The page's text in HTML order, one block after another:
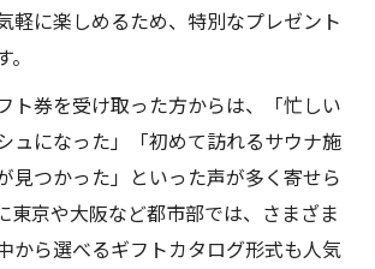
軽に楽しめるため、特別なプレゼント
ト券を受け取った方からは、「忙しい
ュになった」「初めて訪れるサウナ施
見つかった」といった声が多く寄せら
東京や大阪など都市部では、さまざま
から選べるギフトカタログ形式も人気